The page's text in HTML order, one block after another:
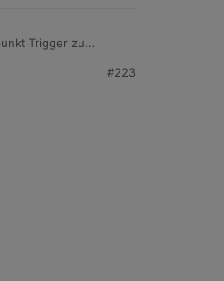
Trigger zu
#223